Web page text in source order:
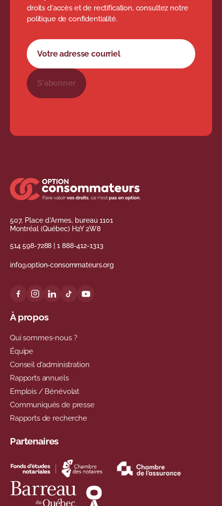
droits d'accès et de rectification, consultez notre
politique de confidentialité.
Formulaire d'abonnement à l'infolettre
Votre adresse courriel
S'abonner
507, Place d'Armes, bureau 1101
Montréal (Québec) H2Y 2W8
514 598-7288 |1 888-412-1313
info@option-consommateurs.org
À propos
Qui sommes-nous ?
Équipe
Conseil d'administration
Rapports annuels
Emplois / Bénévolat
Communiqués de presse
Rapports de recherche
Partenaires